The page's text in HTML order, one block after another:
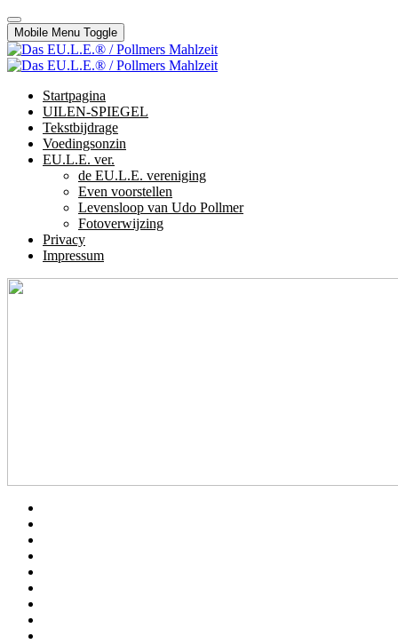
Mobile Menu Toggle
Startpagina
UILEN-SPIEGEL
Tekstbijdrage
Voedingsonzin
EU.L.E. ver.
de EU.L.E. vereniging
Even voorstellen
Levensloop van Udo Pollmer
Fotoverwijzing
Privacy
Impressum